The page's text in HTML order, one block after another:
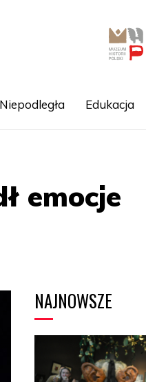
Niepodległa Edukacja
emocje
NAJNOWSZE